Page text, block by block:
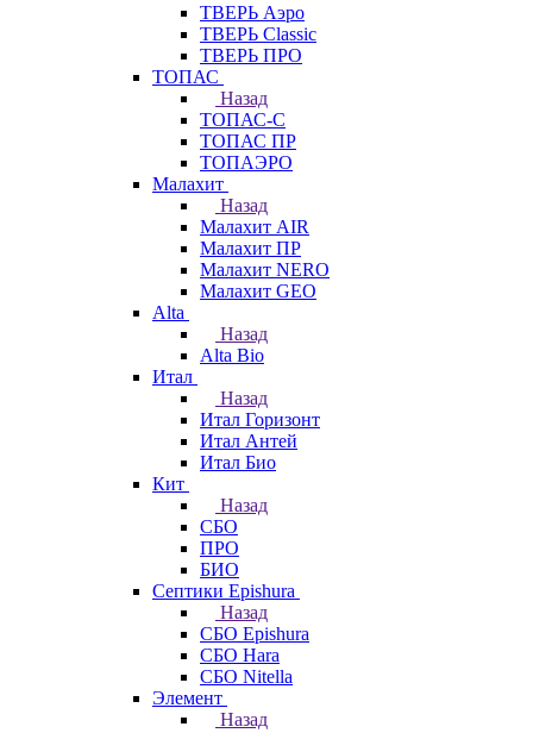
ТВЕРЬ Аэро
ТВЕРЬ Classic
ТВЕРЬ ПРО
ТОПАС
Назад
ТОПАС-С
ТОПАС ПР
ТОПАЭРО
Малахит
Назад
Малахит AIR
Малахит ПР
Малахит NERO
Малахит GEO
Alta
Назад
Alta Bio
Итал
Назад
Итал Горизонт
Итал Антей
Итал Био
Кит
Назад
СБО
ПРО
БИО
Септики Epishura
Назад
СБО Epishura
СБО Hara
СБО Nitella
Элемент
Назад